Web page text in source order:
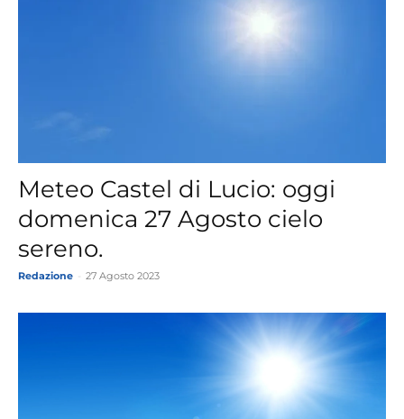
Meteo Castel di Lucio: oggi
domenica 27 Agosto cielo
sereno.
Redazione 27 Agosto 2023